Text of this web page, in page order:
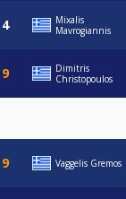
Mixalis
Mavrogiannis
Dimitris
Christopoulos
Vaggelis Gremos